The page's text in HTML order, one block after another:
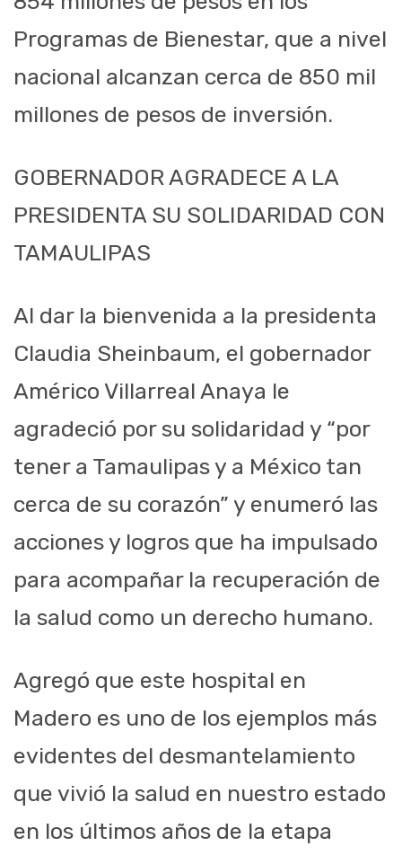
Programas de Bienestar, que a nivel
nacional alcanzan cerca de 850 mil
millones de pesos de inversión.
GOBERNADOR AGRADECE A LA
PRESIDENTA SU SOLIDARIDAD CON
TAMAULIPAS
Al dar la bienvenida a la presidenta
Claudia Sheinbaum, el gobernador
Américo Villarreal Anaya le
agradeció por su solidaridad y “por
tener a Tamaulipas y a México tan
cerca de su corazón” y enumeró las
acciones y logros que ha impulsado
para acompañar la recuperación de
la salud como un derecho humano.
Agregó que este hospital en
Madero es uno de los ejemplos más
evidentes del desmantelamiento
que vivió la salud en nuestro estado
en los últimos años de la etapa